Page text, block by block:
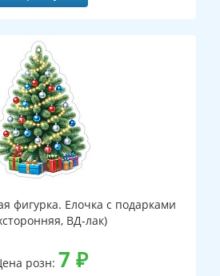
фигурка. Елочка с подарками
ВД-лак)
розн: 7 ₽